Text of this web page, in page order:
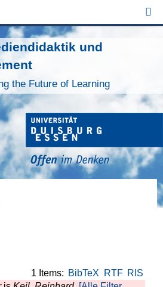
to Navigation
und
the Future of Learning
1 Items: BibTeX RTF RIS